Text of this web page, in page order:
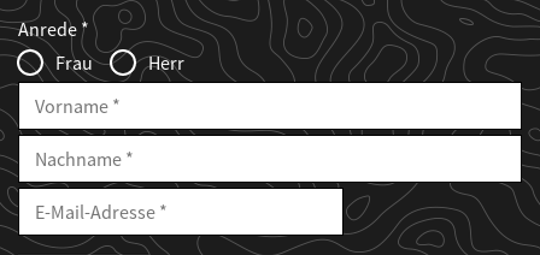
Web2Case
Infofelder
Fieldset
anrede_name
Anrede
Frau
Herr
Vorname
Nachname
E-
Mailadresse
E-
Adresse